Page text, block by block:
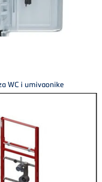
WC i umivaonike